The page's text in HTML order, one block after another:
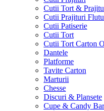
Cutii Tort &
Cutii Prajituri
Cutii Patiserie
Cutii Tort
Cutii Tort Carton
Dantele
Platforme
Tavite Carton
Marturii
Chesse
Discuri & Plansete
Cupe & Candy Bar